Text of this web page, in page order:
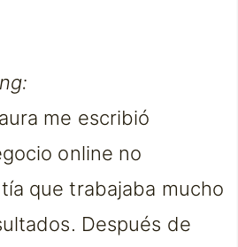
me escribió
online no
que trabajaba mucho
Después de